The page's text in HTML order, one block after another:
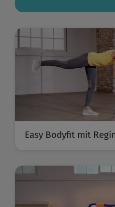
Easy Bodyfit mit